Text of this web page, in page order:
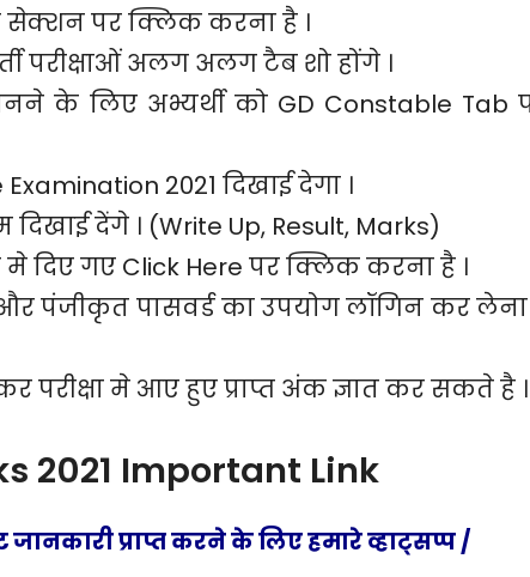
सेक्शन पर क्लिक करना है ।
परीक्षाओं अलग अलग टैब शो होंगे ।
के लिए अभ्यर्थी को GD Constable Tab
2021 दिखाई देगा ।
देंगे । (Write Up, Result, Marks)
गए Click Here पर क्लिक करना है ।
पंजीकृत पासवर्ड का उपयोग लॉगिन कर
परीक्षा मे आए हुए प्राप्त अंक ज्ञात कर सकते है ।
2021 Important Link
प्राप्त करने के लिए हमारे व्हाट्सप्प /